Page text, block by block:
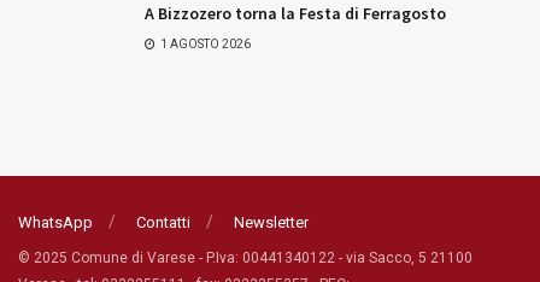
A Bizzozero torna la Festa di Ferragosto
1 AGOSTO 2026
WhatsApp Contatti Newsletter
© 2025 Comune di Varese - P.Iva: 00441340122 - via Sacco, 5 21100